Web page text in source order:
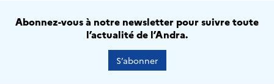
Abonnez-vous à notre newsletter pour suivre toute
l’actualité de l’Andra.
S’abonner